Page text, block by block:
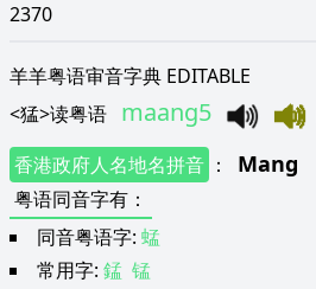
2370
羊羊粤语审音字典 EDITABLE
<猛>读粤语 maang5
香港政府人名地名拼音 ： Mang
粤语同音字有 ：
同音粤语字: 蜢
常用字: 錳 锰